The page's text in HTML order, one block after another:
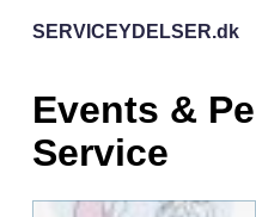
SERVICEYDELSER.dk
Events &
Service